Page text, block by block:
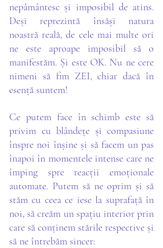
nepâmântesc și imposibil de atins.
Deși reprezintă însăși natura
noastră reală, de cele mai multe ori
ne este aproape imposibil să o
manifestăm. Și este OK. Nu ne cere
nimeni să fim ZEI, chiar dacă în
esență suntem!
Ce putem face în schimb este să
privim cu blândețe și compasiune
înspre noi înșine și să facem un pas
înapoi în momentele intense care ne
împing spre reacții emoționale
automate. Putem să ne oprim și să
stăm cu ceea ce iese la suprafață în
noi, să creăm un spațiu interior prin
care să conținem stările respective și
să ne întrebăm sincer: